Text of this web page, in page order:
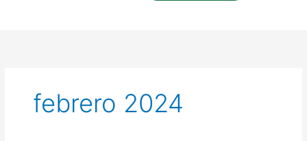
febrero 2024